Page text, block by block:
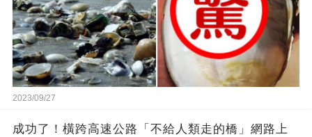
2023/09/27
成功了！橫跨高速公路「不給人類走的橋」網路上